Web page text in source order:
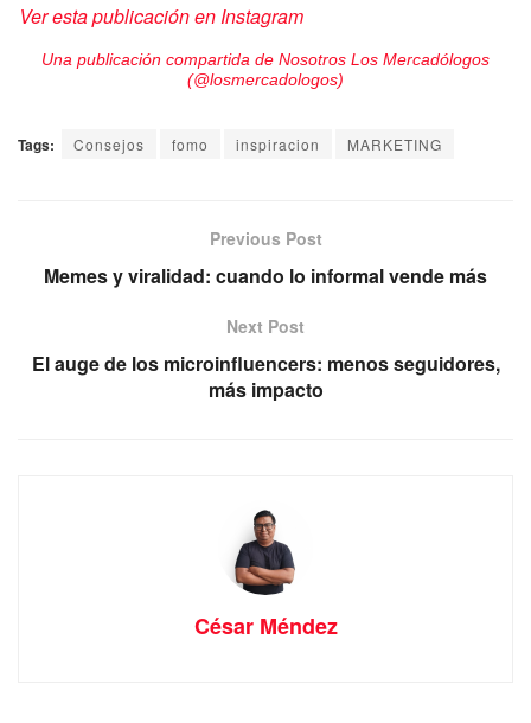
Ver esta publicación en Instagram
Una publicación compartida de Nosotros Los Mercadólogos
(@losmercadologos)
Tags: Consejos fomo inspiracion MARKETING
Previous Post
Memes y viralidad: cuando lo informal vende más
Next Post
El auge de los microinfluencers: menos seguidores,
más impacto
César Méndez